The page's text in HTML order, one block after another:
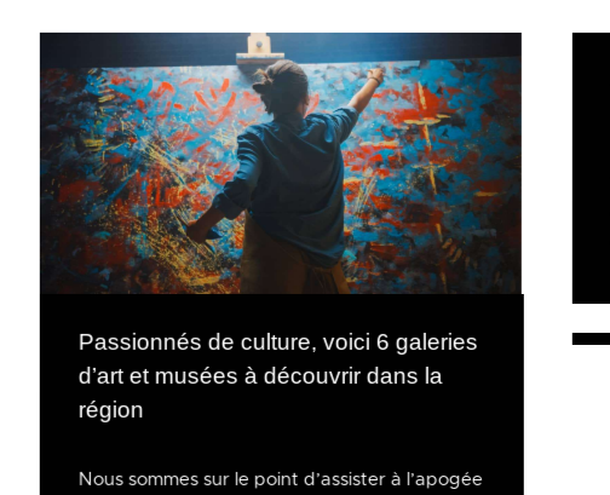
Passionnés de culture, voici 6 galeries
d’art et musées à découvrir dans la
région
Nous sommes sur le point d’assister à l’apogée